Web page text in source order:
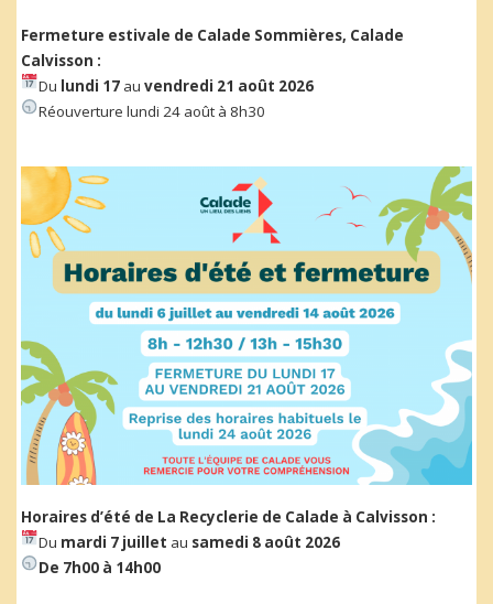
Fermeture estivale de Calade Sommières, Calade
Calvisson :
Du lundi 17au vendredi 21 août 2026
Réouverture lundi 24 août à 8h30
Horaires d’été de La Recyclerie de Calade à Calvisson :
Du mardi 7 juillet au samedi 8 août 2026
De 7h00 à 14h00